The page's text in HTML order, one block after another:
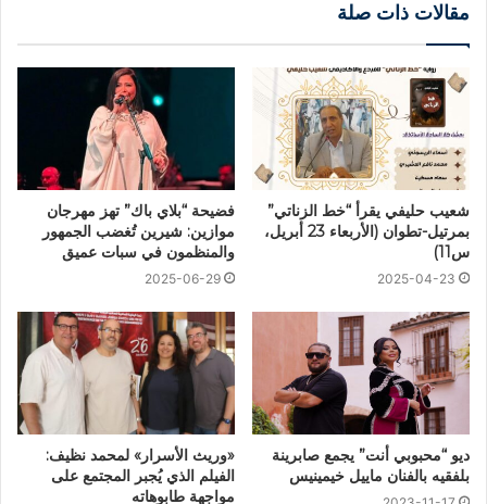
مقالات ذات صلة
شعيب حليفي يقرأ “خط الزناتي”
بمرتيل-تطوان (الأربعاء 23 أبريل،
س11)
2025-04-23
فضيحة “بلاي باك” تهز مهرجان
موازين: شيرين تُغضب الجمهور
والمنظمون في سبات عميق
2025-06-29
ديو “محبوبي أنت” يجمع صابرينة
بلفقيه بالفنان ماييل خيمينيس
«وريث الأسرار» لمحمد نظيف:
الفيلم الذي يُجبر المجتمع على
مواجهة طابوهاته